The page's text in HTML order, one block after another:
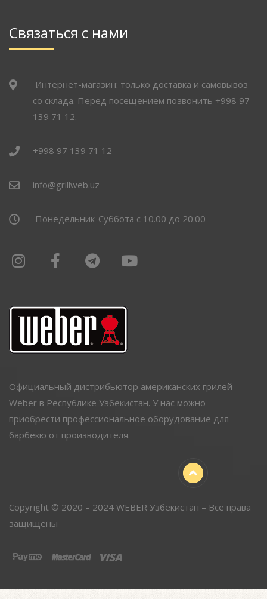
Связаться с нами
Интернет-магазин: только доставка и самовывоз
со склада. Перед посещением позвонить +998 97
139 71 12.
+998 97 139 71 12
info@grillweb.uz
Понедельник-Суббота с 10.00 до 20.00
Официальный дистрибьютор американских грилей
Weber в Республике Узбекистан. У нас можно
приобрести профессиональное оборудование для
барбекю от производителя.
Copyright © 2020 – 2024 WEBER Узбекистан – Все права
защищены